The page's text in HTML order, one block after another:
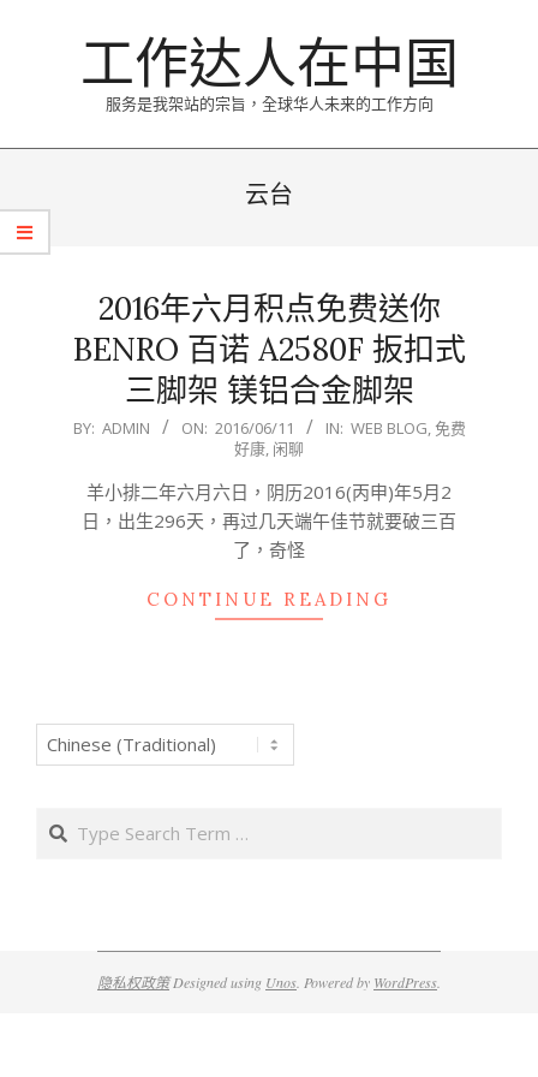
工作达人在中国
服务是我架站的宗旨，全球华人未来的工作方向
Menu
云台
2016年六月积点免费送你
BENRO 百诺 A2580F 扳扣式
三脚架 镁铝合金脚架
2016-
11
BY: ADMIN ON: 2016/06/11 IN: WEB BLOG, 免费
好康, 闲聊
羊小排二年六月六日，阴历2016(丙申)年5月2
日，出生296天，再过几天端午佳节就要破三百
了，奇怪
CONTINUE READING
Search
隐私权政策Designed using Unos . Powered by WordPress